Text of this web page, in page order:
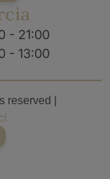
- 21:00
- 13:00
reserved |